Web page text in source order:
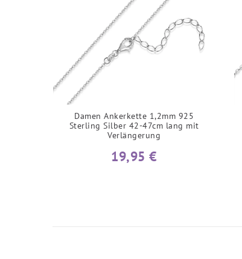
Damen Ankerkette 1,2mm 925
Sterling Silber 42-47cm lang mit
Verlängerung
19,95 €